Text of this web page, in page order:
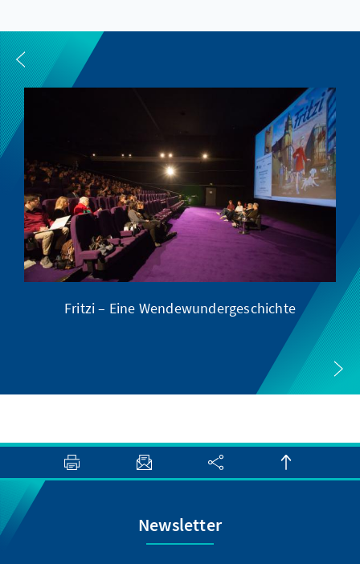
Fritzi – Eine Wendewundergeschichte
Newsletter